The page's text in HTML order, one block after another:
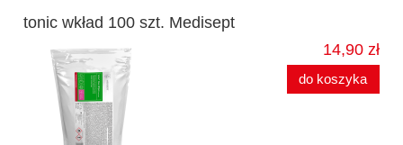
tonic wkład 100 szt. Medisept
14,90 zł
do koszyka